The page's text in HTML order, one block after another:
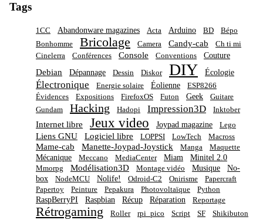
Tags
1CC Abandonware magazines Acta Arduino BD
Bépo
Bonhomme
Bricolage Camera Candy-cab
Ch ti mi
Cinelerra
Conférences Console Conventions Couture
Debian Dépannage Dessin Diskor DIY Écologie
Électronique Energie solaire Éolienne
ESP8266
Évidences
Expositions FirefoxOS Futon Geek
Guitare
Gundam
Hacking Hadopi Impression3D Inktober
Internet libre Jeux video Joypad magazine Lego
Liens GNU Logiciel libre LOPPSI LowTech Macross
Mame-cab Manette-Joypad-Joystick Manga Maquette
Mécanique Meccano MediaCenter Miam Minitel 2.0
Mmorpg Modélisation3D Montage vidéo Musique
No-
box
NodeMCU Nolife! Odroid-C2 Onirisme
Papercraft
Papertoy
Peinture Pepakura Photovoltaïque Python
RaspBerryPI Raspbian Récup Réparation Reportage
Rétrogaming Roller rpi_pico Script SF
Shikibuton